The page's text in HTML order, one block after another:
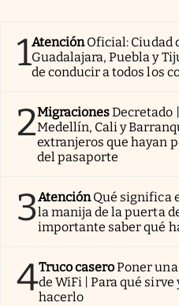
1AtenciónOficial: Ciudad
Guadalajara, Puebla y
de conducir a todos los
2MigracionesDecretado
Medellín, Cali y
extranjeros que hayan
del pasaporte
3AtenciónQué significa
la manija de la puerta
importante saber qué
4Truco caseroPoner
de WiFi | Para qué
hacerlo